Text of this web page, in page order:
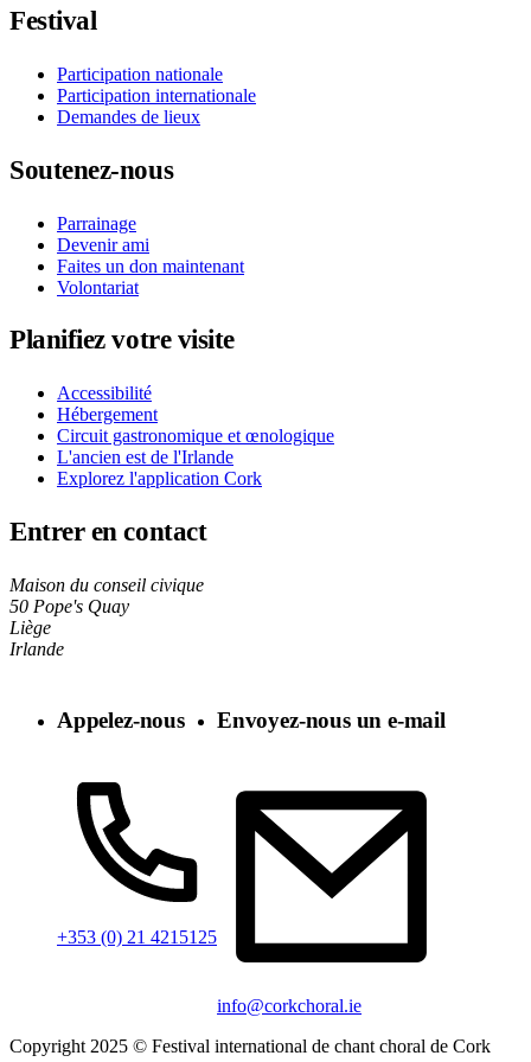
Festival
Participation nationale
Participation internationale
Demandes de lieux
Soutenez-nous
Parrainage
Devenir ami
Faites un don maintenant
Volontariat
Planifiez votre visite
Accessibilité
Hébergement
Circuit gastronomique et œnologique
L'ancien est de l'Irlande
Explorez l'application Cork
Entrer en contact
Maison du conseil civique
50 Pope's Quay
Liège
Irlande
Appelez-nous
+353 (0) 21 4215125
Envoyez-nous un e-mail
info@corkchoral.ie
Copyright 2025 © Festival international de chant choral de Cork